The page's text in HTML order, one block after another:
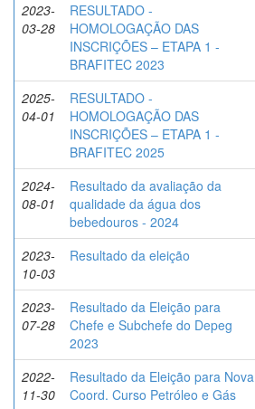
2023-
03-28
RESULTADO -
HOMOLOGAÇÃO DAS
INSCRIÇÕES – ETAPA 1 -
BRAFITEC 2023
2025-
04-01
RESULTADO -
HOMOLOGAÇÃO DAS
INSCRIÇÕES – ETAPA 1 -
BRAFITEC 2025
2024-
08-01
Resultado da avaliação da
qualidade da água dos
bebedouros - 2024
2023-
10-03
Resultado da eleição
2023-
07-28
Resultado da Eleição para
Chefe e Subchefe do Depeg
2023
2022-
11-30
Resultado da Eleição para Nova
Coord. Curso Petróleo e Gás